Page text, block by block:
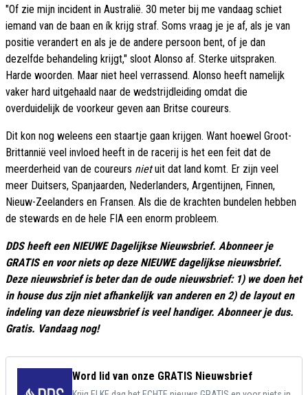
"Of zie mijn incident in Australië. 30 meter bij me vandaag schiet
iemand van de baan en ík krijg straf. Soms vraag je je af, als je van
positie verandert en als je de andere persoon bent, of je dan
dezelfde behandeling krijgt," sloot Alonso af. Sterke uitspraken.
Harde woorden. Maar niet heel verrassend. Alonso heeft namelijk
vaker hard uitgehaald naar de wedstrijdleiding omdat die
overduidelijk de voorkeur geven aan Britse coureurs.
Dit kon nog weleens een staartje gaan krijgen. Want hoewel Groot-
Brittannië veel invloed heeft in de racerij is het een feit dat de
meerderheid van de coureurs nietuit dat land komt. Er zijn veel
meer Duitsers, Spanjaarden, Nederlanders, Argentijnen, Finnen,
Nieuw-Zeelanders en Fransen. Als die de krachten bundelen hebben
de stewards en de hele FIA een enorm probleem.
DDS heeft een NIEUWE Dagelijkse Nieuwsbrief. Abonneer je
GRATIS en voor niets op deze NIEUWE dagelijkse nieuwsbrief.
Deze nieuwsbrief is beter dan de oude nieuwsbrief: 1) we doen het
in house dus zijn niet afhankelijk van anderen en 2) de layout en
indeling van deze nieuwsbrief is veel handiger. Abonneer je dus.
Gratis. Vandaag nog!
Word lid van onze GRATIS Nieuwsbrief